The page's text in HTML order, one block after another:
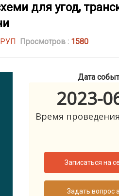
для угод,
Просмотров : 1580
Дата
2023-
Время
Записаться на
Задать вопрос